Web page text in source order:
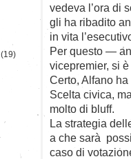
vedeva l’ora di
gli ha ribadito
in vita
Per questo —
vicepremier, si
Certo, Alfano
Scelta civica,
molto di bluff.
La strategia
a che sarà
caso di
(19)